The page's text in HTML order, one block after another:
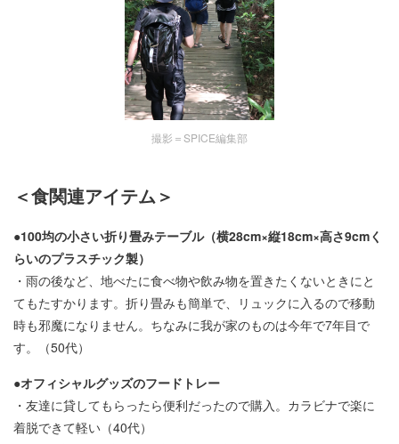
撮影＝SPICE編集部
＜食関連アイテム＞
●100均の小さい折り畳みテーブル（横28cm×縦18cm×高さ9cmく
らいのプラスチック製）
・雨の後など、地べたに食べ物や飲み物を置きたくないときにと
てもたすかります。折り畳みも簡単で、リュックに入るので移動
時も邪魔になりません。ちなみに我が家のものは今年で7年目で
す。（50代）
●オフィシャルグッズのフードトレー
・友達に貸してもらったら便利だったので購入。カラビナで楽に
着脱できて軽い（40代）